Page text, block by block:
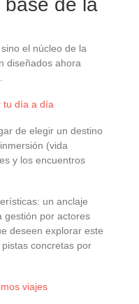
base de la
el núcleo de la
diseñados ahora
tu día a día
de elegir un destino
(vida
y los encuentros
un anclaje
gestión por actores
deseen explorar este
concretas por
viajes